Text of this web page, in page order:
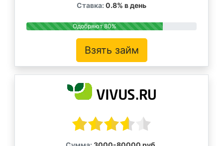
Ставка: 0.8% в день
Одобряют 80%
Взять займ